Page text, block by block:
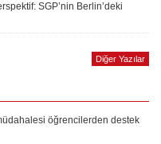
SGP’nin Berlin’deki
Diğer Yazılar
öğrencilerden destek